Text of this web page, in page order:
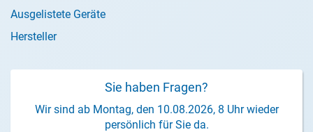
Ausgelistete Geräte
Hersteller
Sie haben Fragen?
Wir sind ab Montag, den 10.08.2026, 8 Uhr wieder
persönlich für Sie da.